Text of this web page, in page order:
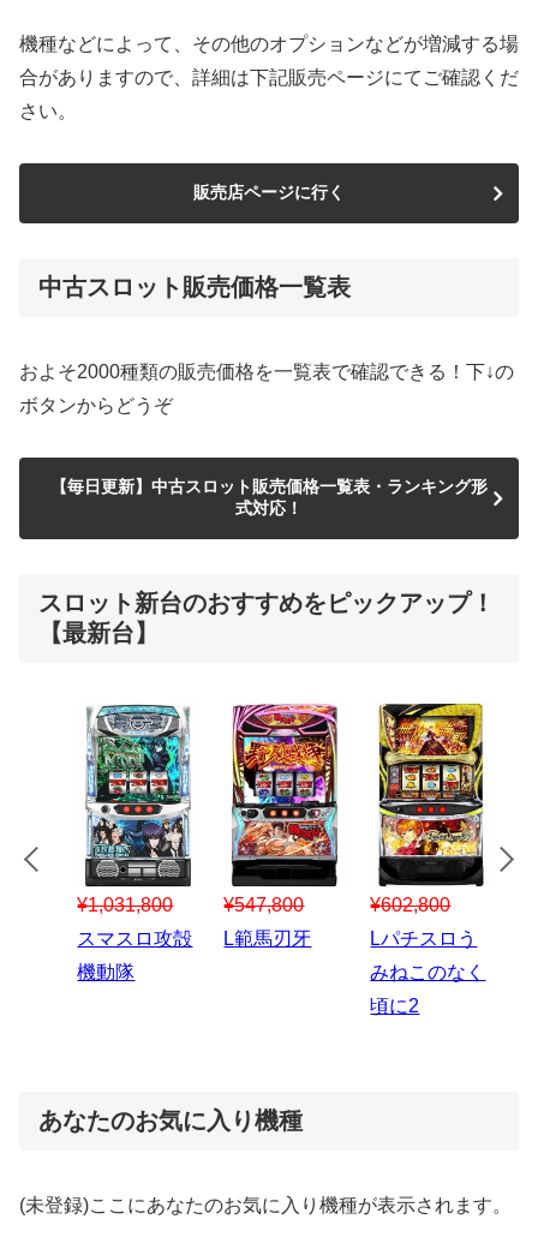
機種などによって、その他のオプションなどが増減する場
合がありますので、詳細は下記販売ページにてご確認くだ
さい。
販売店ページに行く
中古スロット販売価格一覧表
およそ2000種類の販売価格を一覧表で確認できる！下↓の
ボタンからどうぞ
【毎日更新】中古スロット販売価格一覧表・ランキング形
式対応！
スロット新台のおすすめをピックアップ！
【最新台】
¥547,800
スマスロハナ
ビ
¥150,000
スマスロ秘宝
¥1,867,800
Lパチスロ 炎
炎ノ消防隊2
あなたのお気に入り機種
(未登録)ここにあなたのお気に入り機種が表示されます。